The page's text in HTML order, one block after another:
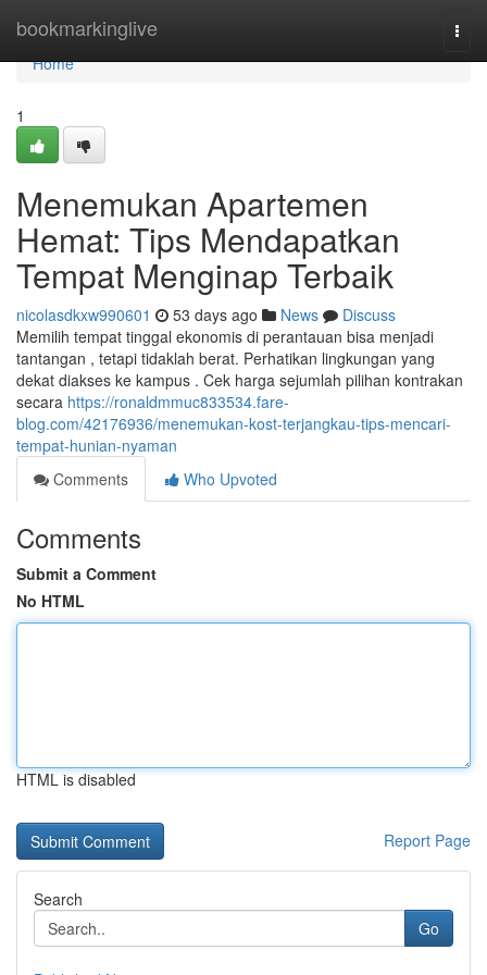
bookmarkinglive
Home
Home
1
Menemukan Apartemen
Hemat: Tips Mendapatkan
Tempat Menginap Terbaik
nicolasdkxw990601 53 days ago News
Discuss
Memilih tempat tinggal ekonomis di perantauan bisa menjadi
tantangan , tetapi tidaklah berat. Perhatikan lingkungan yang
dekat diakses ke kampus . Cek harga sejumlah pilihan kontrakan
secara https://ronaldmmuc833534.fare-
blog.com/42176936/menemukan-kost-terjangkau-tips-mencari-
tempat-hunian-nyaman
Comments
Who Upvoted
Comments
Submit a Comment
No HTML
HTML is disabled
Report Page
Search
Go